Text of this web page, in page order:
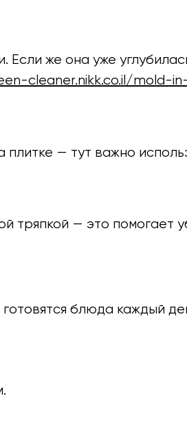
Если же она уже
cleaner.nikk.co.il/mold-
— тут важно
тряпкой — это помогает
блюда каждый